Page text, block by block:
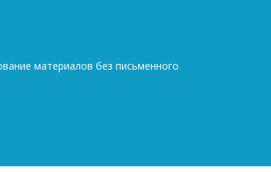
материалов без письменного